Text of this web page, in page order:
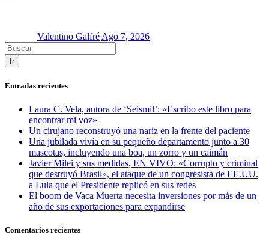
Valentino GalfréAgo 7, 2026
Ir
Entradas recientes
Laura C. Vela, autora de ‘Seismil’: «Escribo este libro para
encontrar mi voz»
Un cirujano reconstruyó una nariz en la frente del paciente
Una jubilada vivía en su pequeño departamento junto a 30
mascotas, incluyendo una boa, un zorro y un caimán
Javier Milei y sus medidas, EN VIVO: «Corrupto y criminal
que destruyó Brasil», el ataque de un congresista de EE.UU.
a Lula que el Presidente replicó en sus redes
El boom de Vaca Muerta necesita inversiones por más de un
año de sus exportaciones para expandirse
Comentarios recientes